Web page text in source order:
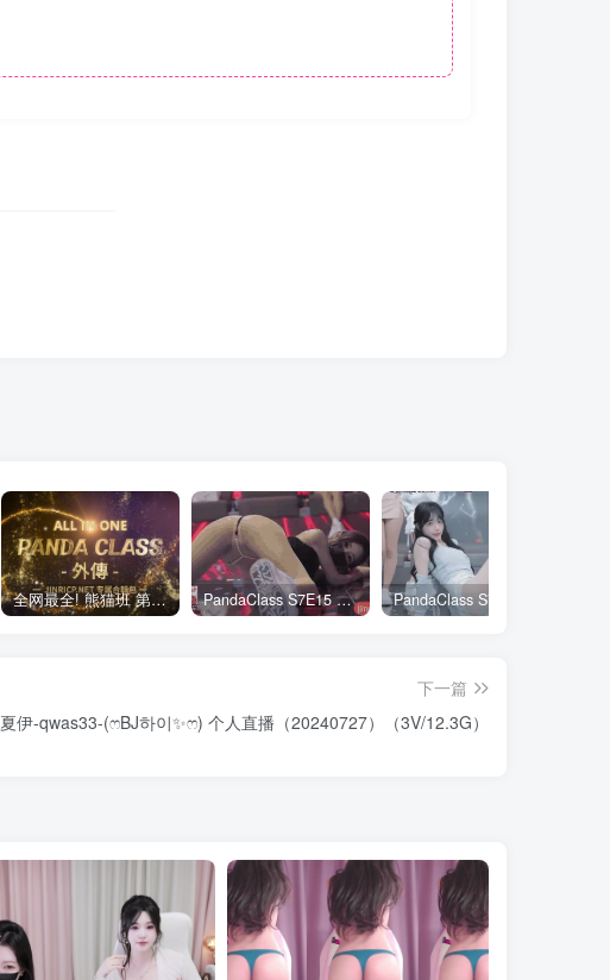
全网最全! 熊猫班 第6季 外传 SpinOff 全集 All in one 合集版 中英韩简繁字幕外挂版 PandaClass S7E15 熊猫班 第7季 第15期 俄罗斯轮盘 中英韩简繁字幕
下一篇
夏伊-qwas33-(ෆBJ하이✨ෆ) 个人直播（20240727）（3V/12.3G）